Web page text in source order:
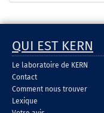
QUI EST KERN
Le laboratoire de KERN
Contact
Comment nous trouver
Lexique